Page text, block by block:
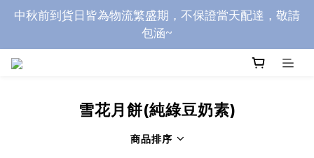
早鳥預購開始囉~~即日起至9/4(五)三種滿箱優惠or三
萬九折
中秋前到貨日皆為物流繁盛期，不保證當天配達，敬請
包涵~
早鳥預購開始囉~~即日起至9/4(五)三種滿箱優惠or三
雪花月餅(純綠豆奶素)
商品排序